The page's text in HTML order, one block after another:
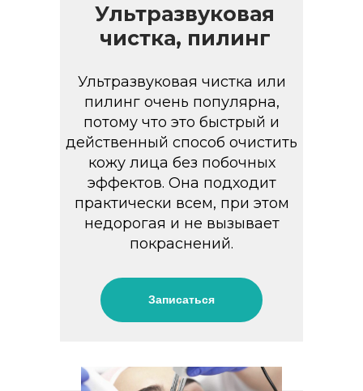
Ультразвуковая
чистка, пилинг
Ультразвуковая чистка или
пилинг очень популярна,
потому что это быстрый и
действенный способ очистить
кожу лица без побочных
эффектов. Она подходит
практически всем, при этом
недорогая и не вызывает
покраснений.
Записаться